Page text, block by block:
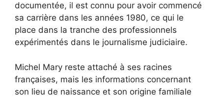
documentée, il est connu pour avoir commencé
sa carrière dans les années 1980, ce qui le
place dans la tranche des professionnels
expérimentés dans le journalisme judiciaire.
Michel Mary reste attaché à ses racines
françaises, mais les informations concernant
son lieu de naissance et son origine familiale